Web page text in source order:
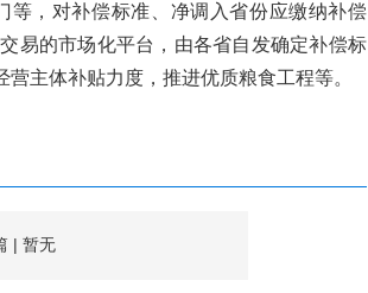
等，对补偿标准、净调入省份应缴纳补偿
易的市场化平台，由各省自发确定补偿标
营主体补贴力度，推进优质粮食工程等。
| 暂无